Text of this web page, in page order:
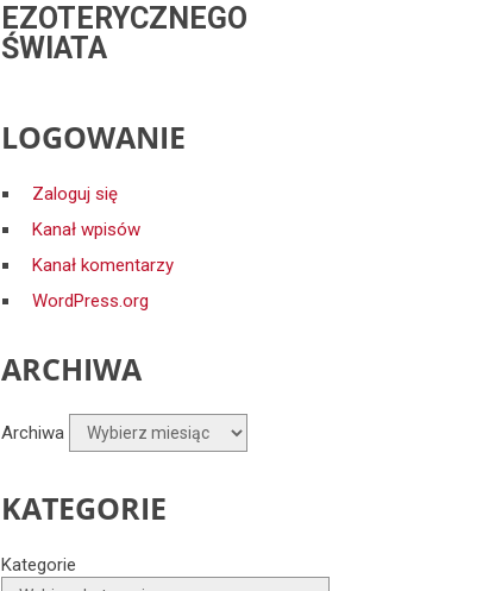
EZOTERYCZNEGO
ŚWIATA
LOGOWANIE
Zaloguj się
Kanał wpisów
Kanał komentarzy
WordPress.org
ARCHIWA
Archiwa
KATEGORIE
Kategorie